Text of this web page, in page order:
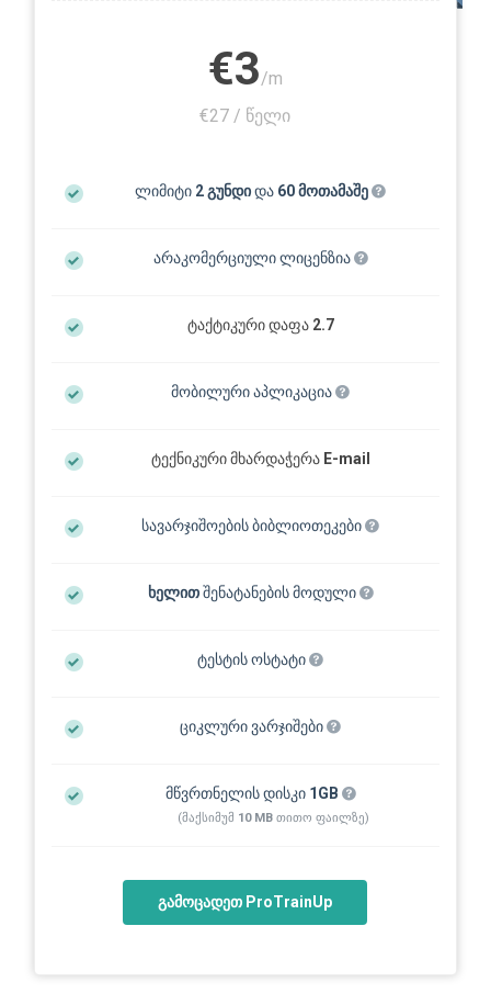
€3/m
€27 / წელი
ლიმიტი 2 გუნდიდა 60 მოთამაშე
არაკომერციული ლიცენზია
ტაქტიკური დაფა 2.7
მობილური აპლიკაცია
ტექნიკური მხარდაჭერა E-mail
სავარჯიშოების ბიბლიოთეკები
ხელითშენატანების მოდული
ტესტის ოსტატი
ციკლური ვარჯიშები
მწვრთნელის დისკი 1GB
(მაქსიმუმ 10 MB თითო ფაილზე)
გამოცადეთ ProTrainUp